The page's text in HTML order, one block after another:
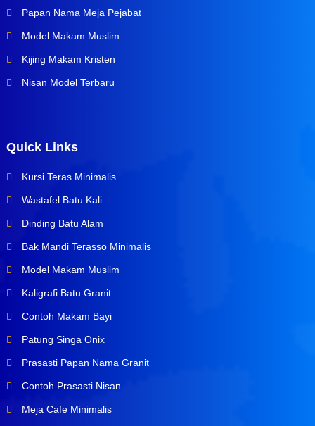
Papan Nama Meja Pejabat
Model Makam Muslim
Kijing Makam Kristen
Nisan Model Terbaru
Quick Links
Kursi Teras Minimalis
Wastafel Batu Kali
Dinding Batu Alam
Bak Mandi Terasso Minimalis
Model Makam Muslim
Kaligrafi Batu Granit
Contoh Makam Bayi
Patung Singa Onix
Prasasti Papan Nama Granit
Contoh Prasasti Nisan
Meja Cafe Minimalis